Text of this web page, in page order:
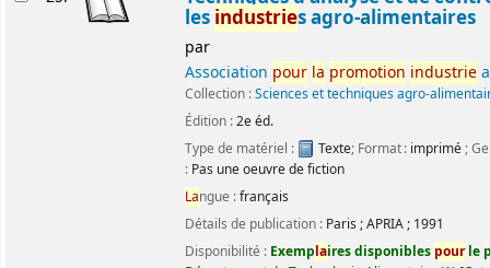
les industries agro-alimentaires
par
Association pour la promotion industrie
Collection :Sciences et techniques agro-
Édition :2e éd.
Type de matériel :
Texte; Format : imprimé;
: Pas une oeuvre de fiction
Langue :français
Détails de publication : Paris ;APRIA; 1991
Disponibilité : Exemplaires disponibles pourle